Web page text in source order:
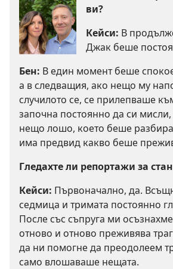
ви?
Кейси: В
Джак беше
Бен: В един момент беше
а в следващия, ако нещо му
случилото се, се прилепваше
започна постоянно да си
нещо лошо, което беше
има предвид какво беше
Гледахте ли репортажи за
Кейси: Първоначално, да.
седмица и тримата постоянно
После със съпруга ми
отново и отново преживява
да ни помогне да преодолеем
само влошаваше нещата.